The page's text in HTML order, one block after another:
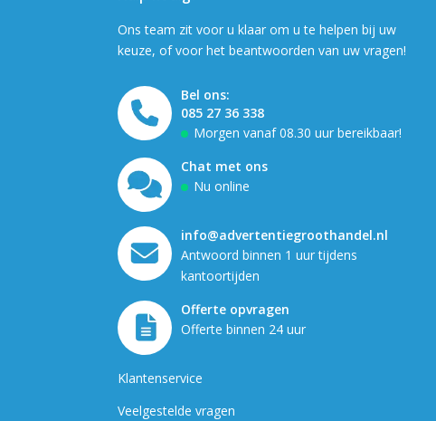
Ons team zit voor u klaar om u te helpen bij uw
keuze, of voor het beantwoorden van uw vragen!
Bel ons:
085 27 36 338
Morgen vanaf 08.30 uur bereikbaar!
Chat met ons
Nu online
info@advertentiegroothandel.nl
Antwoord binnen 1 uur tijdens
kantoortijden
Offerte opvragen
Offerte binnen 24 uur
Klantenservice
Veelgestelde vragen